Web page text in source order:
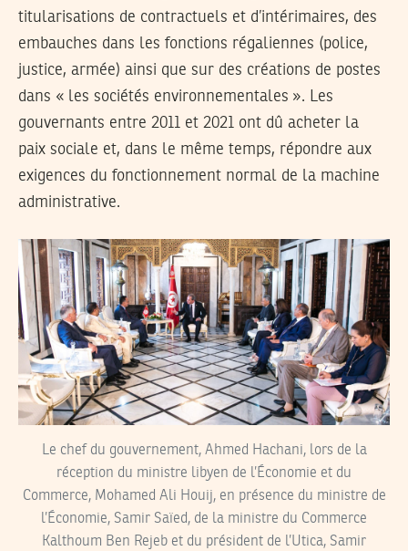
titularisations de contractuels et d’intérimaires, des
embauches dans les fonctions régaliennes (police,
justice, armée) ainsi que sur des créations de postes
dans « les sociétés environnementales ». Les
gouvernants entre 2011 et 2021 ont dû acheter la
paix sociale et, dans le même temps, répondre aux
exigences du fonctionnement normal de la machine
administrative.
Le chef du gouvernement, Ahmed Hachani, lors de la
réception du ministre libyen de l’Économie et du
Commerce, Mohamed Ali Houij, en présence du ministre de
l’Économie, Samir Saïed, de la ministre du Commerce
Kalthoum Ben Rejeb et du président de l’Utica, Samir